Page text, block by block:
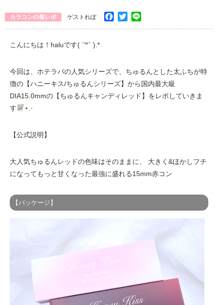
カラコンの着レポ ゲストれぽ Facebook
Twitter
こんにちは！haluです( ˊ꒳ˋ ).*
今回は、ホテラバの人気シリーズで、ちゅるんとした太ふちが特
徴の【ハニーキス/ちゅるんシリーズ】から国内最大級
DIA15.0mmの【ちゅるんキャンディレッド】をレポしていきま
す
⋆.·
【公式説明】
大人気ちゅるんレッドの色味はそのままに、 大きく&ほかしフチ
になってもっと甘くなった最強に盛れる15mm赤コン
【パッケージ】